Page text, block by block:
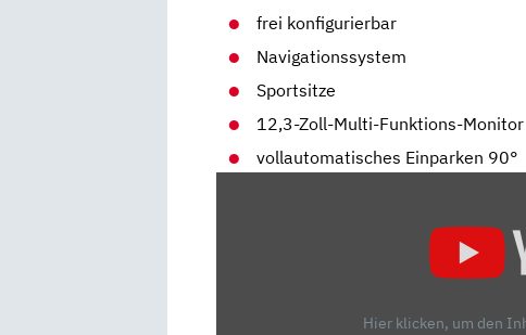
frei konfigurierbar
Navigationssystem
Sportsitze
12,3-Zoll-Multi-Funktions-Monitor
vollautomatisches Einparken 90°
Hier klicken, um den